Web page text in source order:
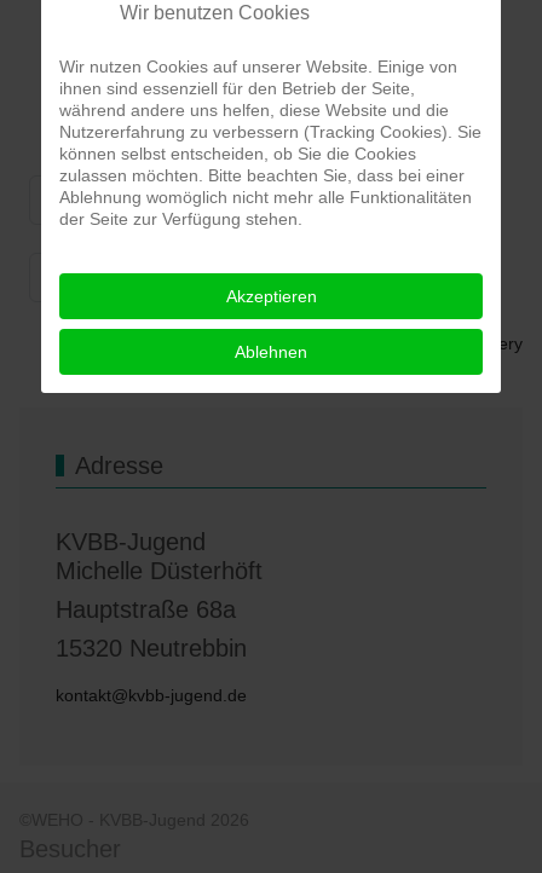
gallary
Ordering
Phoca Gallery
Adresse
KVBB-Jugend
Michelle Düsterhöft
Hauptstraße 68a
15320 Neutrebbin
kontakt@kvbb-jugend.de
©WEHO - KVBB-Jugend 2026
Besucher
Wir benutzen Cookies
Wir nutzen Cookies auf unserer Website. Einige von
ihnen sind essenziell für den Betrieb der Seite,
während andere uns helfen, diese Website und die
Nutzererfahrung zu verbessern (Tracking Cookies). Sie
können selbst entscheiden, ob Sie die Cookies
zulassen möchten. Bitte beachten Sie, dass bei einer
Ablehnung womöglich nicht mehr alle Funktionalitäten
der Seite zur Verfügung stehen.
Akzeptieren
Ablehnen